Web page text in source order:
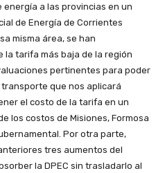
a las provincias en un
de Energía de Corrientes
misma área, se han
tarifa más baja de la región
pertinentes para poder
que nos aplicará
el costo de la tarifa en un
los costos de Misiones, Formosa
Por otra parte,
tres aumentos del
la DPEC sin trasladarlo al